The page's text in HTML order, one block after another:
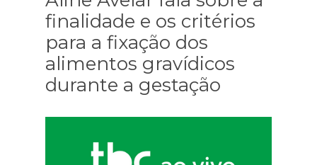
finalidade e os critérios
para a fixação dos
alimentos gravídicos
durante a gestação